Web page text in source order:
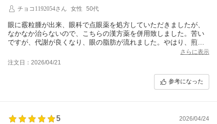
チョコ1192054さん
女性 50代
眼に霰粒腫が出来、眼科で点眼薬を処方していただきましたが、
なかなか治らないので、こちらの漢方薬を併用致しました。苦い
ですが、代謝が良くなり、眼の脂肪が流れました。やはり、煎じ
さらに表示
注文日：2026/04/21
参考になった
5
2026/04/24